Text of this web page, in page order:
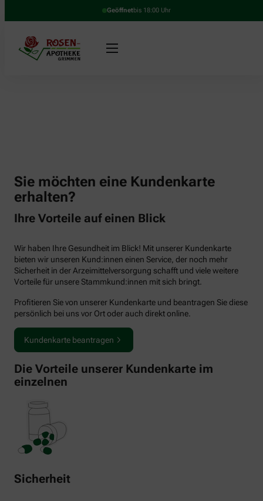
Geöffnetbis 18:00 Uhr
Sie möchten eine Kundenkarte
erhalten?
Ihre Vorteile auf einen Blick
Wir haben Ihre Gesundheit im Blick! Mit unserer Kundenkarte
bieten wir unseren Kund:innen einen Service, der noch mehr
Sicherheit in der Arzeimittelversorgung schafft und viele weitere
Vorteile für unsere Stammkund:innen mit sich bringt.
Profitieren Sie von unserer Kundenkarte und beantragen Sie diese
persönlich bei uns vor Ort oder auch direkt online.
Kundenkarte beantragen
Die Vorteile unserer Kundenkarte im
einzelnen
Sicherheit